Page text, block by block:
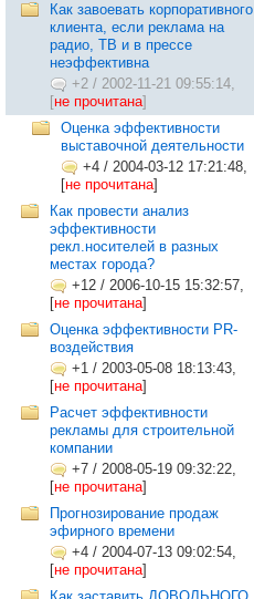
Как завоевать корпоративного
клиента, если реклама на
радио, ТВ и в прессе
неэффективна
+2 / 2002-11-21 09:55:14,
[не прочитана]
Оценка эффективности
выставочной деятельности
+4 / 2004-03-12 17:21:48,
[не прочитана]
Как провести анализ
эффективности
рекл.носителей в разных
местах города?
+12 / 2006-10-15 15:32:57,
[не прочитана]
Оценка эффективности PR-
воздействия
+1 / 2003-05-08 18:13:43,
[не прочитана]
Расчет эффективности
рекламы для строительной
компании
+7 / 2008-05-19 09:32:22,
[не прочитана]
Прогнозирование продаж
эфирного времени
+4 / 2004-07-13 09:02:54,
[не прочитана]